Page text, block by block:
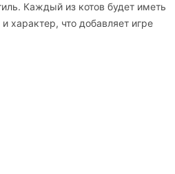
Каждый из котов будет иметь
характер, что добавляет игре